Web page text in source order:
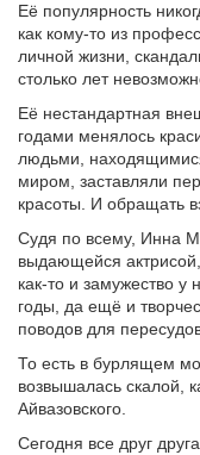
Её популярность
как кому-то из
личной жизни,
столько лет
Её нестандартная
годами менялось
людьми,
миром, заставляли
красоты. И обращать
Судя по всему, Инна
выдающейся
как-то и замужество у
годы, да ещё и
поводов для
То есть в бурлящем
возвышалась скалой,
Айвазовского.
Сегодня все друг